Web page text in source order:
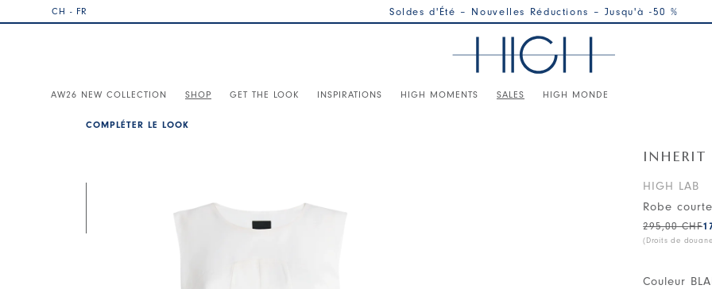
CH - FR Soldes d'Été – Nouvelles Réductions – Jusqu'à -50 %
AW26 NEW COLLECTION SHOP GET THE LOOK INSPIRATIONS HIGH MOMENTS SALES HIGH MONDE
COMPLÉTER LE LOOK
INHERIT
HIGH LAB
Robe
295,00 CHF
(Droits de
Couleur